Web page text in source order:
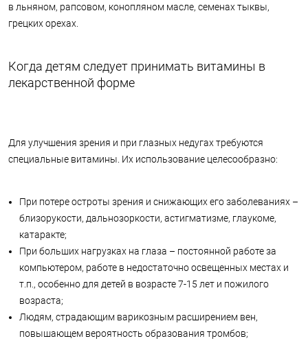
в льняном, рапсовом, конопляном масле, семенах тыквы,
грецких орехах.
Когда детям следует принимать витамины в
лекарственной форме
Для улучшения зрения и при глазных недугах требуются
специальные витамины. Их использование целесообразно:
При потере остроты зрения и снижающих его заболеваниях –
близорукости, дальнозоркости, астигматизме, глаукоме,
катаракте;
При больших нагрузках на глаза – постоянной работе за
компьютером, работе в недостаточно освещенных местах и
т.п., особенно для детей в возрасте 7-15 лет и пожилого
возраста;
Людям, страдающим варикозным расширением вен,
повышающем вероятность образования тромбов;